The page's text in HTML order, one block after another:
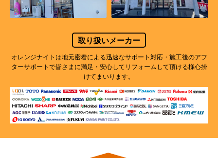
取り扱いメーカー
オレンジナイトは地元密着による迅速なサポート対応・施工後のアフ
ターサポートで皆さまに満足・安心してリフォームして頂ける様心掛
けてまいります。